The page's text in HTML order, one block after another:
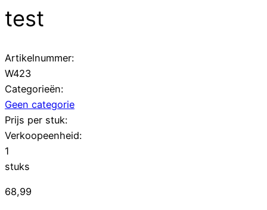
test
Artikelnummer:
W423
Categorieën:
Geen categorie
Prijs per stuk:
Verkoopeenheid:
1
stuks
68,99